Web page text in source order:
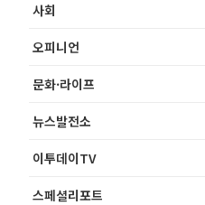
사회
오피니언
문화·라이프
뉴스발전소
이투데이TV
스페셜리포트